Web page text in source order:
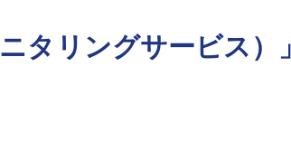
タリングサービス